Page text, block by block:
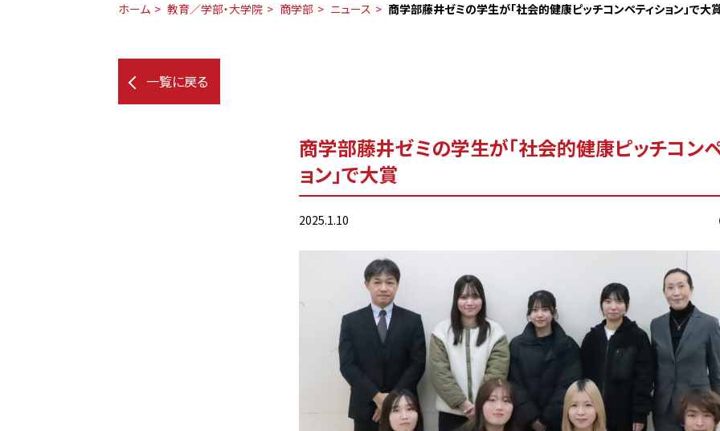
ホーム 教育／学部・大学院 商学部 ニュース 商学部藤井ゼミの学生が「社会的健康ピッチコンペティション」で大
一覧に戻る
商学部藤井ゼミの学生が「社会的健康ピッチコン
ョン」で大賞
2025.1.10